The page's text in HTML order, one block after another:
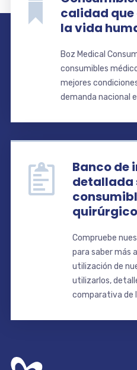
calidad
la vida
Boz Medical
consumibles
mejores
demanda nacional
Banco de
detallada
Compruebe
para saber más
utilización de
utilizarlos,
comparativa de